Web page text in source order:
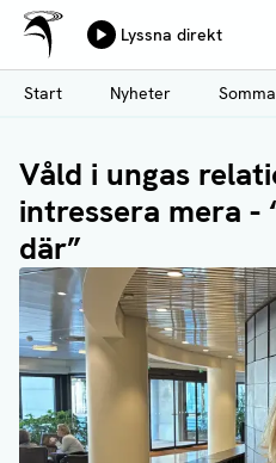
Hoppa
till
huvudinnehåll
Ålands Radio & TV
Lyssna direkt
Start
Nyheter
Våld i ungas
intressera mera -
där”